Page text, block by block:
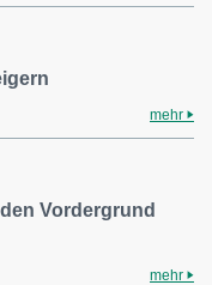
mehr
Vordergrund
mehr